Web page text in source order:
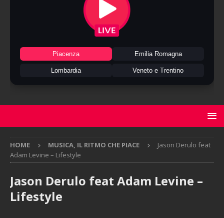
Piacenza Emilia Romagna
Lombardia Veneto e Trentino
HOME MUSICA, IL RITMO CHE PIACE
Jason Derulo feat
Adam Levine – Lifestyle
Jason Derulo feat Adam Levine –
Lifestyle